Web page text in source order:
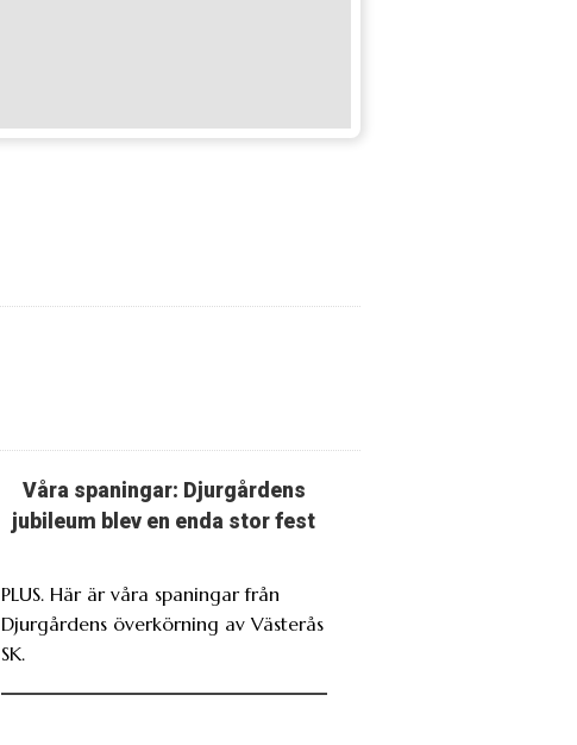
Våra spaningar: Djurgårdens
jubileum blev en enda stor fest
PLUS. Här är våra spaningar från
Djurgårdens överkörning av Västerås
SK.